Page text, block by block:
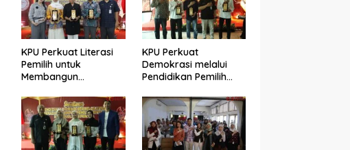
KPU Perkuat Literasi
Pemilih untuk
Membangun
Berkualitas
KPU Perkuat
Demokrasi melalui
Pendidikan Pemilih
Kelompok Rentan,
Marjinal, dan Pemula